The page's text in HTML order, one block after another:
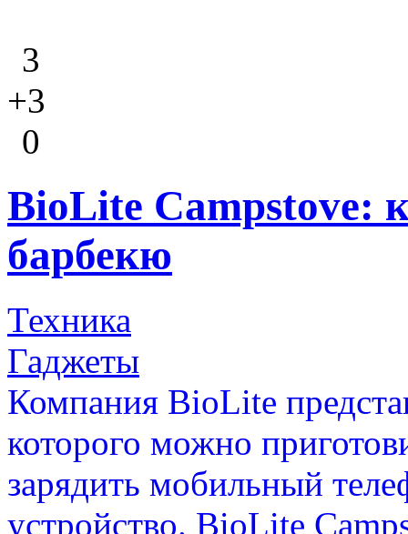
3
+3
0
BioLite Campstove:
барбекю
Техника
Гаджеты
Компания BioLite
которого можно
зарядить мобильный
устройство. BioLite